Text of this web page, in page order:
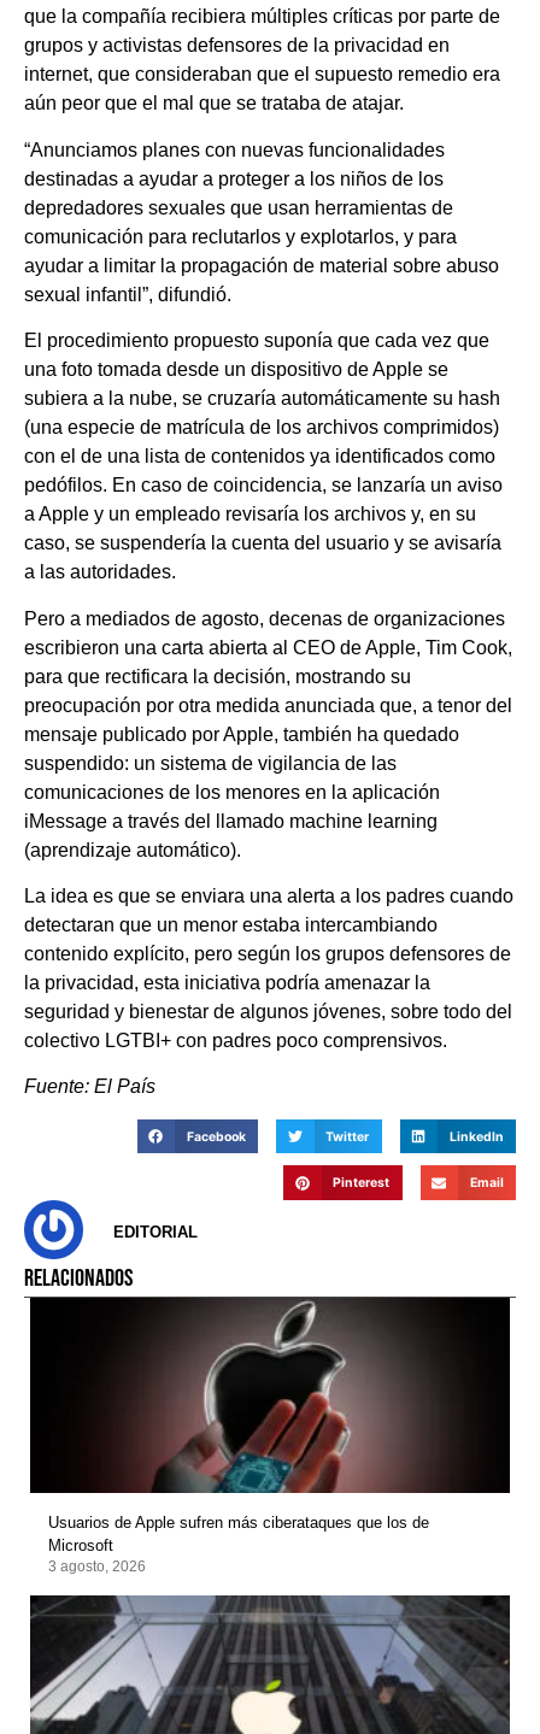
que la compañía recibiera múltiples críticas por parte de
grupos y activistas defensores de la privacidad en
internet, que consideraban que el supuesto remedio era
aún peor que el mal que se trataba de atajar.
“Anunciamos planes con nuevas funcionalidades
destinadas a ayudar a proteger a los niños de los
depredadores sexuales que usan herramientas de
comunicación para reclutarlos y explotarlos, y para
ayudar a limitar la propagación de material sobre abuso
sexual infantil”, difundió.
El procedimiento propuesto suponía que cada vez que
una foto tomada desde un dispositivo de Apple se
subiera a la nube, se cruzaría automáticamente su hash
(una especie de matrícula de los archivos comprimidos)
con el de una lista de contenidos ya identificados como
pedófilos. En caso de coincidencia, se lanzaría un aviso
a Apple y un empleado revisaría los archivos y, en su
caso, se suspendería la cuenta del usuario y se avisaría
a las autoridades.
Pero a mediados de agosto, decenas de organizaciones
escribieron una carta abierta al CEO de Apple, Tim Cook,
para que rectificara la decisión, mostrando su
preocupación por otra medida anunciada que, a tenor del
mensaje publicado por Apple, también ha quedado
suspendido: un sistema de vigilancia de las
comunicaciones de los menores en la aplicación
iMessage a través del llamado machine learning
(aprendizaje automático).
La idea es que se enviara una alerta a los padres cuando
detectaran que un menor estaba intercambiando
contenido explícito, pero según los grupos defensores de
la privacidad, esta iniciativa podría amenazar la
seguridad y bienestar de algunos jóvenes, sobre todo del
colectivo LGTBI+ con padres poco comprensivos.
Fuente: El País
Facebook Twitter LinkedIn
Pinterest Email
EDITORIAL
RELACIONADOS
Usuarios de Apple sufren más ciberataques que los de
Microsoft
3 agosto, 2026